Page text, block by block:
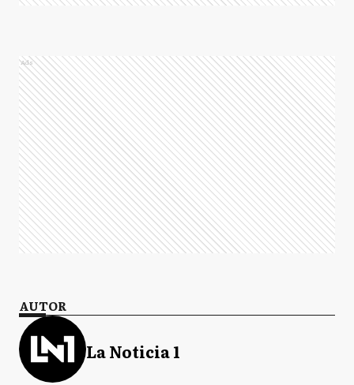
Ads
AUTOR
La Noticia 1